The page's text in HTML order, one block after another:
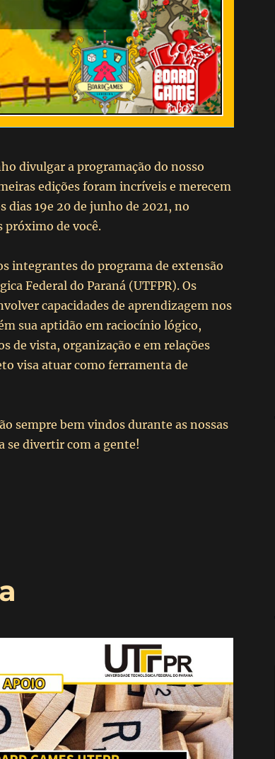
divulgar a programação do nosso
edições foram incríveis e merecem
dias 19e 20 de junho de 2021, no
de você.
integrantes do programa de extensão
Federal do Paraná (UTFPR). Os
capacidades de aprendizagem nos
sua aptidão em raciocínio lógico,
de vista, organização e em relações
visa atuar como ferramenta de
sempre bem vindos durante as nossas
se divertir com a gente!